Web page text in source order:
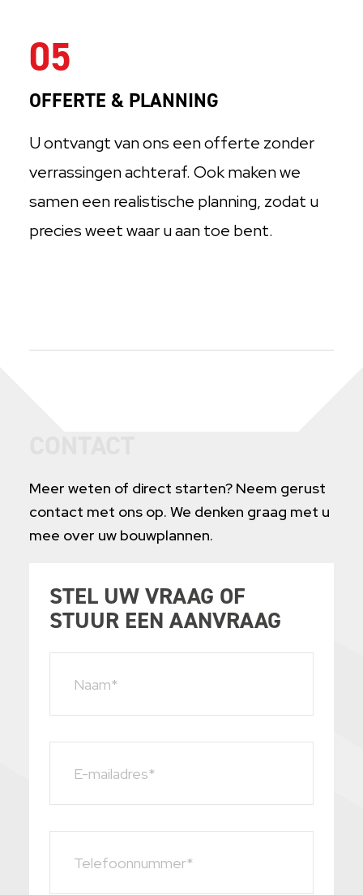
05
OFFERTE & PLANNING
U ontvangt van ons een offerte zonder
verrassingen achteraf. Ook maken we
samen een realistische planning, zodat u
precies weet waar u aan toe bent.
Meer weten of direct starten? Neem gerust
contact met ons op. We denken graag met u
mee over uw bouwplannen.
STEL UW VRAAG OF
STUUR EEN AANVRAAG
Naam*
E-mailadres*
Telefoonnummer*